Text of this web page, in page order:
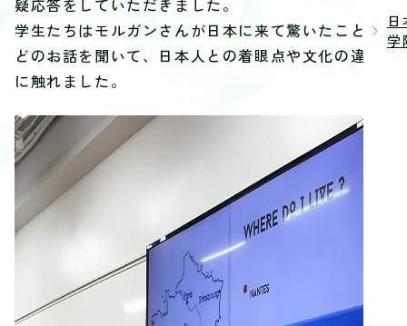
学
学生たちはモルガンさんが日本に来て驚いたことな
どのお話を聞いて、日本人との着眼点や文化の違い
に触れました。